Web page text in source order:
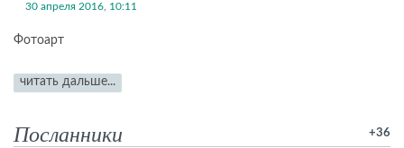
30 апреля 2016, 10:11
Фотоарт
читать дальше...
+36
Посланники